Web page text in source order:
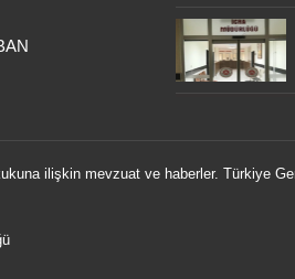
ilişkin mevzuat ve haberler. Türkiye